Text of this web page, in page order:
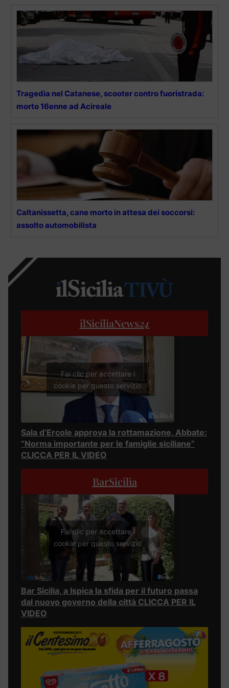
Tragedia nel Catanese, scooter contro fuoristrada:
morto 16enne ad Acireale
Caltanissetta, cane morto in attesa dei soccorsi:
assolto automobilista
ilSiciliaNews24
Fai clic per accettare i
cookie per questo servizio
Sala d’Ercole approva la rottamazione, Abbate:
“Norma importante per le famiglie siciliane”
CLICCA PER IL VIDEO
BarSicilia
Fai clic per accettare i
cookie per questo servizio
Bar Sicilia, a Ispica la sfida per il futuro passa
dal nuovo governo della città CLICCA PER IL
VIDEO